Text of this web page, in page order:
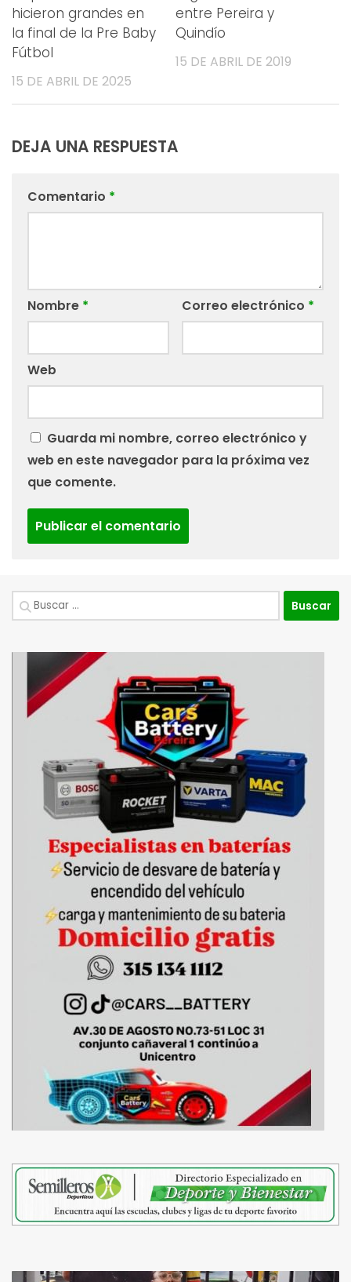
hicieron grandes en
la final de la Pre Baby
Fútbol
15 DE ABRIL DE 2025
entre Pereira y
Quindío
15 DE ABRIL DE 2019
DEJA UNA RESPUESTA
Comentario *
Nombre * Correo electrónico *
Web
Guarda mi nombre, correo electrónico y
web en este navegador para la próxima vez
que comente.
Buscar: